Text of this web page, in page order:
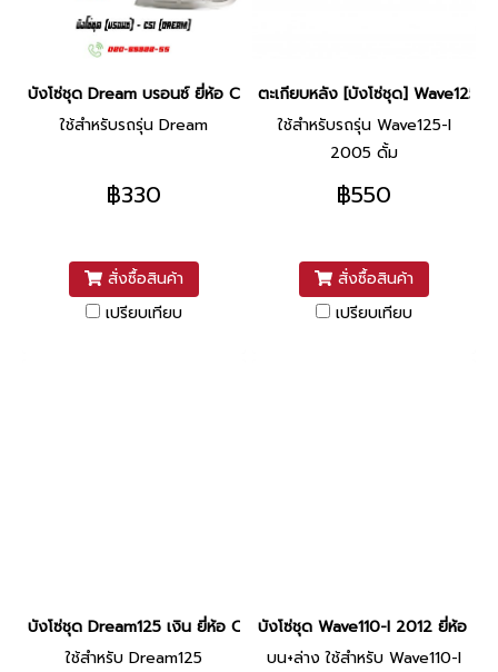
บังโซ่ชุด Dream บรอนซ์ ยี่ห้อ CSI (DD1-8) By ไทยนำอะไหล่ยนต์
ใช้สำหรับรถรุ่น Dream
฿330
สั่งซื้อสินค้า
เปรียบเทียบ
ตะเกียบหลัง [บังโซ่ชุด] Wave125-
ใช้สำหรับรถรุ่น Wave125-I
2005 ดั้ม
฿550
สั่งซื้อสินค้า
เปรียบเทียบ
บังโซ่ชุด Dream125 เงิน ยี่ห้อ CSI
ใช้สำหรับ Dream125
บังโซ่ชุด Wave110-I 2012 ยี่ห้อ
บน+ล่าง ใช้สำหรับ Wave110-I